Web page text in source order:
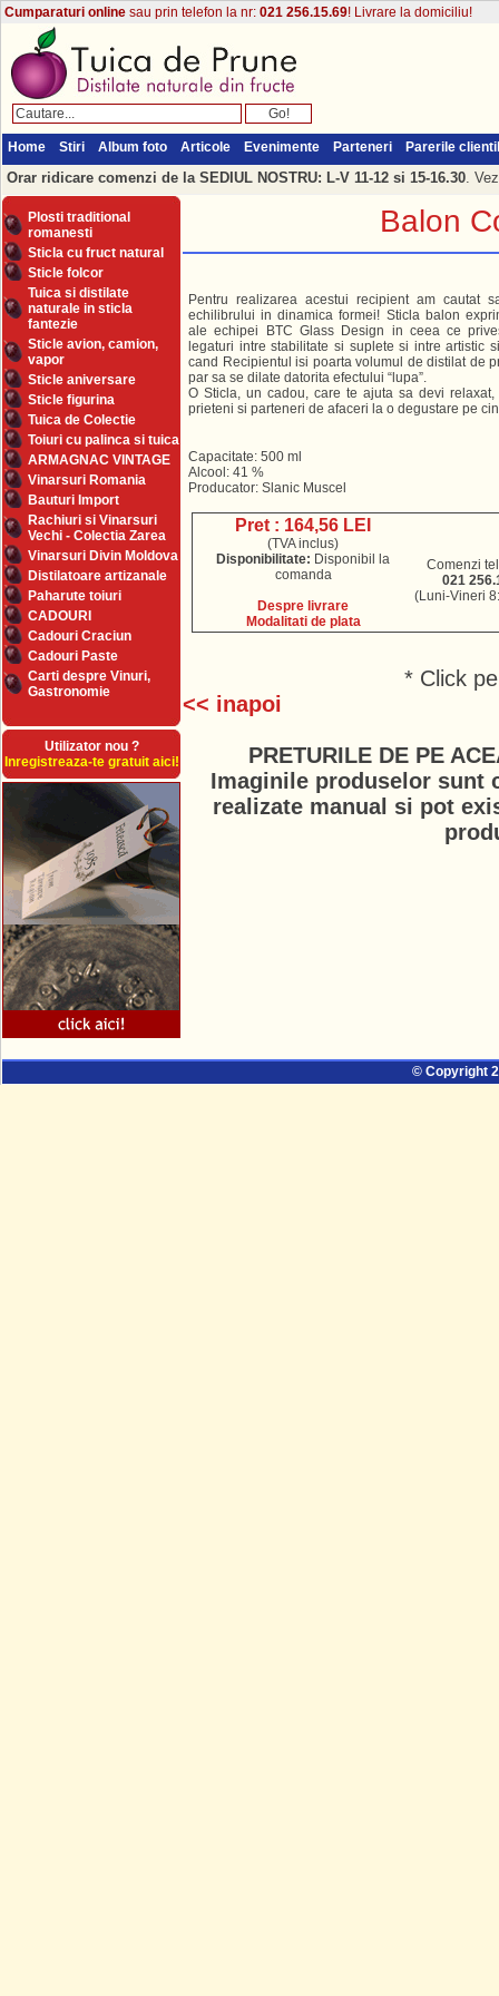
Cumparaturi online sau prin telefon la nr: 021 256.15.69! Livrare la domiciliu!
Home Stiri Album foto Articole Evenimente Parteneri Parerile
Orar ridicare comenzi de la SEDIUL NOSTRU: L-V 11-12 si 15-16.30.
Plosti traditional
romanesti
Sticla cu fruct natural
Sticle folcor
Tuica si distilate
naturale in sticla
fantezie
Sticle avion, camion,
vapor
Sticle aniversare
Sticle figurina
Tuica de Colectie
Toiuri cu palinca si tuica
ARMAGNAC VINTAGE
Vinarsuri Romania
Bauturi Import
Rachiuri si Vinarsuri
Vechi - Colectia Zarea
Vinarsuri Divin Moldova
Distilatoare artizanale
Paharute toiuri
CADOURI
Cadouri Craciun
Cadouri Paste
Carti despre Vinuri,
Gastronomie
Utilizator nou ?
Inregistreaza-te gratuit aici!
Balon
Pentru realizarea acestui recipient am cautat
echilibrului in dinamica formei! Sticla balon
ale echipei BTC Glass Design in ceea ce
legaturi intre stabilitate si suplete si intre artistic
cand Recipientul isi poarta volumul de distilat de
par sa se dilate datorita efectului “lupa”.
O Sticla, un cadou, care te ajuta sa devi
prieteni si parteneri de afaceri la o degustare pe
Capacitate: 500 ml
Alcool: 41 %
Producator: Slanic Muscel
Pret : 164,56 LEI
(TVA inclus)
Disponibilitate: Disponibil la
comanda
Despre livrare
Modalitati de plata
Comenzi
021
(Luni-Vineri
* Click
<< inapoi
PRETURILE DE PE
Imaginile produselor sunt
realizate manual si pot
© Copyright